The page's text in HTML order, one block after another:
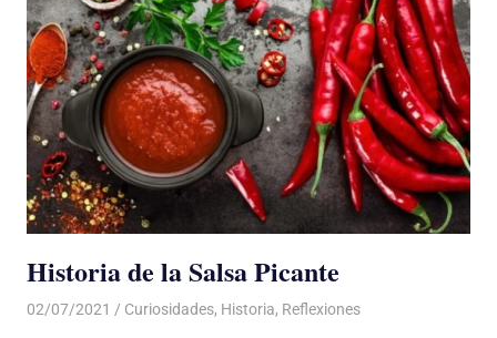
Historia de la Salsa Picante
02/07/2021 De todo un Poco
Curiosidades, Historia, Reflexiones